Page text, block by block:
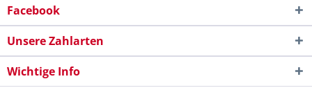
Facebook
Unsere Zahlarten
Wichtige Info